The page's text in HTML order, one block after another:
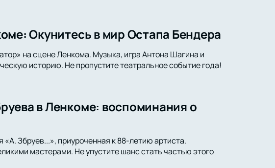
Окунитесь в мир Остапа Бендера
на сцене Ленкома. Музыка, игра Антона Шагина и
историю. Не пропустите театральное событие года!
в Ленкоме: воспоминания о
Збруев...», приуроченная к 88-летию артиста.
мастерами. Не упустите шанс стать частью этого